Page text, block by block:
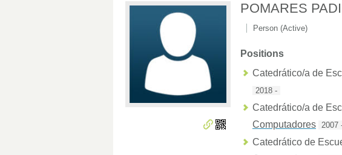
POMARES
Person (Active)
Positions
Catedrático/a de
2018 -
Catedrático/a de
Computadores
2007
Catedrático de